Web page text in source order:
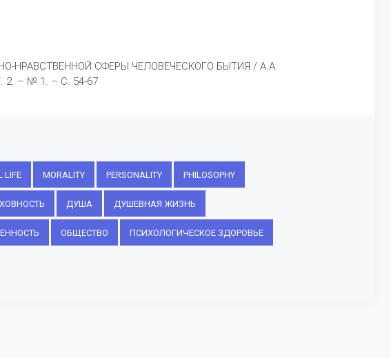
НРАВСТВЕННОЙ СФЕРЫ ЧЕЛОВЕЧЕСКОГО БЫТИЯ / А.А.
2. – № 1. – С. 54-67
LIFE MORALITY PERSONALITY PHILOSOPHY
ДУША ДУШЕВНАЯ ЖИЗНЬ
ОБЩЕСТВО ПСИХОЛОГИЧЕСКОЕ ЗДОРОВЬЕ